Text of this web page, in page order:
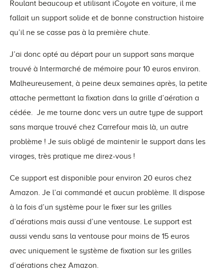
Roulant beaucoup et utilisant iCoyote en voiture, il me
fallait un support solide et de bonne construction histoire
qu’il ne se casse pas à la première chute.
J’ai donc opté au départ pour un support sans marque
trouvé à Intermarché de mémoire pour 10 euros environ.
Malheureusement, à peine deux semaines après, la petite
attache permettant la fixation dans la grille d’aération a
cédée. Je me tourne donc vers un autre type de support
sans marque trouvé chez Carrefour mais là, un autre
problème ! Je suis obligé de maintenir le support dans les
virages, très pratique me direz-vous !
Ce support est disponible pour environ 20 euros chez
Amazon. Je l’ai commandé et aucun problème. Il dispose
à la fois d’un système pour le fixer sur les grilles
d’aérations mais aussi d’une ventouse. Le support est
aussi vendu sans la ventouse pour moins de 15 euros
avec uniquement le système de fixation sur les grilles
d’aérations chez Amazon.